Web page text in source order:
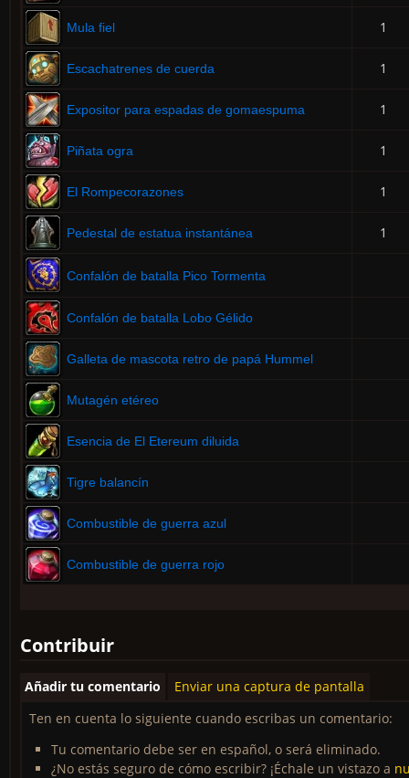
Mula fiel 1
Escachatrenes de cuerda 1
Expositor para espadas de gomaespuma 1
Piñata ogra 1
El Rompecorazones 1
Pedestal de estatua instantánea 1
Confalón de batalla Pico Tormenta
Confalón de batalla Lobo Gélido
Galleta de mascota retro de papá Hummel
Mutagén etéreo
Esencia de El Etereum diluida
Tigre balancín
Combustible de guerra azul
Combustible de guerra rojo
Contribuir
Añadir tu comentario
Enviar una captura de pantalla
Ten en cuenta lo siguiente cuando escribas un comentario:
Tu comentario debe ser en español, o será eliminado.
¿No estás seguro de cómo escribir? ¡Échale un vistazo a